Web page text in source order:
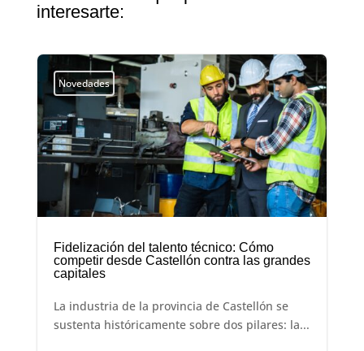
interesarte:
Novedades
Fidelización del talento técnico: Cómo
competir desde Castellón contra las grandes
capitales
La industria de la provincia de Castellón se
sustenta históricamente sobre dos pilares: la...